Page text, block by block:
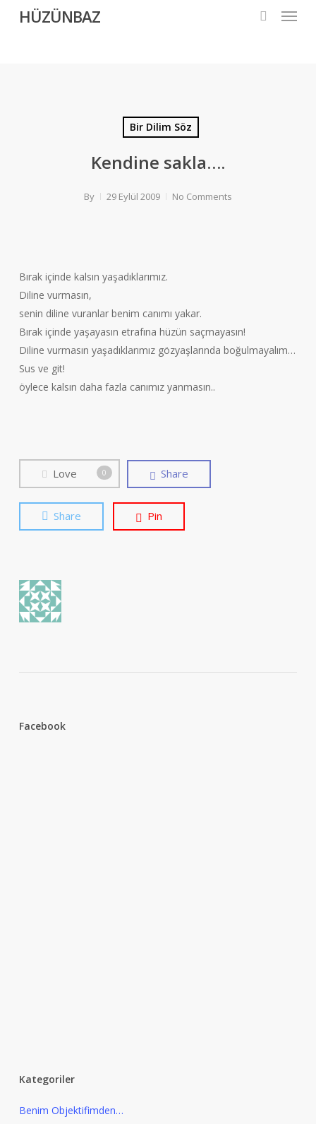
HÜZÜNBAZ Menu
Bir Dilim Söz
Kendine sakla….
By 29 Eylül 2009 No Comments
Bırak içinde kalsın yaşadıklarımız.
Diline vurmasın,
senin diline vuranlar benim canımı yakar.
Bırak içinde yaşayasın etrafına hüzün saçmayasın!
Diline vurmasın yaşadıklarımız gözyaşlarında boğulmayalım…
Sus ve git!
öylece kalsın daha fazla canımız yanmasın..
Love 0 Share
Share Pin
Facebook
Kategoriler
Benim Objektifimden…